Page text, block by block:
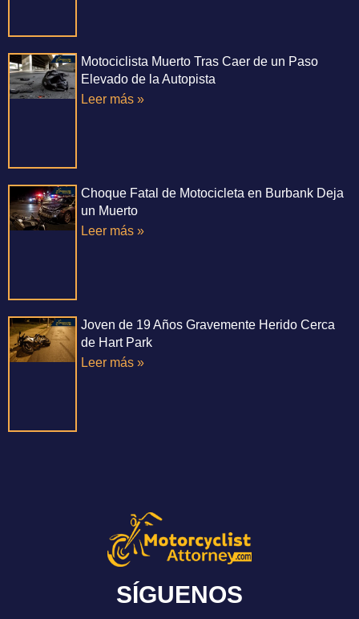
Motociclista Muerto Tras Caer de un Paso
Elevado de la Autopista
Leer más »
Choque Fatal de Motocicleta en Burbank Deja
un Muerto
Leer más »
Joven de 19 Años Gravemente Herido Cerca
de Hart Park
Leer más »
SÍGUENOS